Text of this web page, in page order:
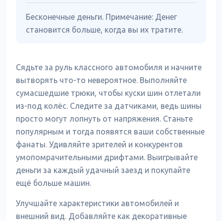
Бесконечные деньги. Примечание: Денег
становится больше, когда вы их тратите.
Сядьте за руль классного автомобиля и начните
вытворять что-то невероятное. Выполняйте
сумасшедшие трюки, чтобы куски шин отлетали
из-под колёс. Следите за датчиками, ведь шины
просто могут лопнуть от напряжения. Станьте
популярным и тогда появятся ваши собственные
фанаты. Удивляйте зрителей и конкурентов
умопомрачительными дрифтами. Выигрывайте
деньги за каждый удачный заезд и покупайте
ещё больше машин.
Улучшайте характеристики автомобилей и
внешний вид. Добавляйте как декоративные